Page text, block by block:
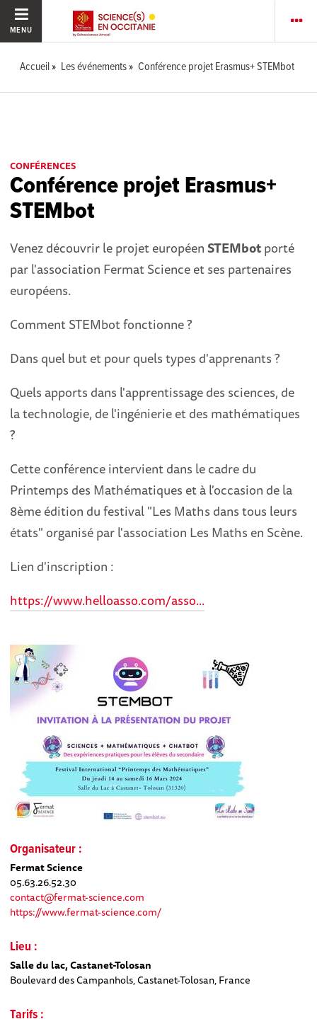
MENU
Accueil Les événements Conférence projet Erasmus+ STEMbot
CONFÉRENCES
Conférence projet Erasmus+
STEMbot
Venez découvrir le projet européenSTEMbotporté
par l'association Fermat Science et ses partenaires
européens.
Comment STEMbot fonctionne ?
Dans quel but et pour quels types d'apprenants ?
Quels apports dans l'apprentissage des sciences, de
la technologie, de l'ingénierie et des mathématiques
?
Cette conférence intervient dans le cadre du
Printemps des Mathématiques et à l'occasion de la
8ème édition du festival "Les Maths dans tous leurs
états" organisé par l'association Les Maths en Scène.
Lien d'inscription :
https://www.helloasso.com/asso...
Organisateur :
Fermat Science
05.63.26.52.30
contact@fermat-science.com
https://www.fermat-science.com/
Lieu :
Salle du lac, Castanet-Tolosan
Boulevard des Campanhols, Castanet-Tolosan, France
Tarifs :